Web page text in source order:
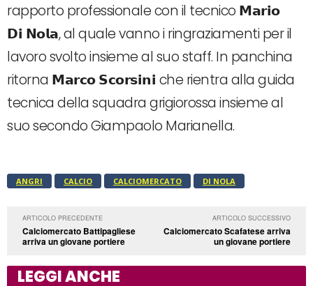
rapporto professionale con il tecnico 𝗠𝗮𝗿𝗶𝗼
𝗗𝗶 𝗡𝗼𝗹𝗮, al quale vanno i ringraziamenti per il
lavoro svolto insieme al suo staff. In panchina
ritorna 𝗠𝗮𝗿𝗰𝗼 𝗦𝗰𝗼𝗿𝘀𝗶𝗻𝗶 che rientra alla guida
tecnica della squadra grigiorossa insieme al
suo secondo Giampaolo Marianella.
ANGRI CALCIO CALCIOMERCATO DI NOLA
ARTICOLO PRECEDENTE
Calciomercato Battipagliese
arriva un giovane portiere
ARTICOLO SUCCESSIVO
Calciomercato Scafatese arriva
un giovane portiere
LEGGI ANCHE